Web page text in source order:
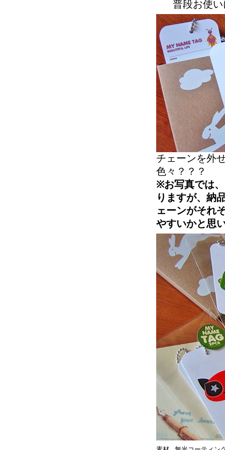
普段お使
チェーンを外
色々？？？
※お写真では
りますが、納
ェーンがそれ
やすいかと思